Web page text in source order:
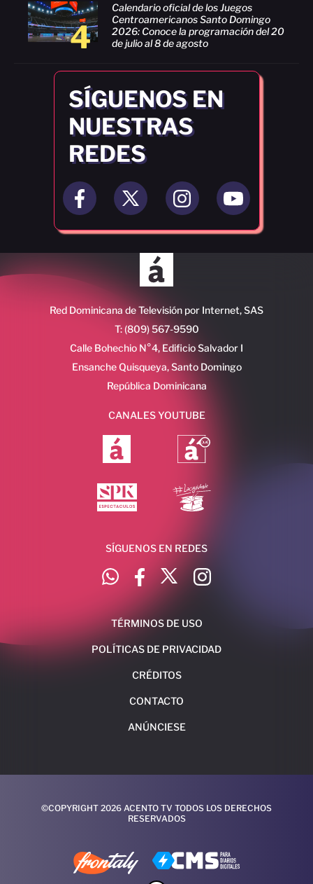
4
Calendario oficial de los Juegos
Centroamericanos Santo Domingo
2026: Conoce la programación del 20
de julio al 8 de agosto
SÍGUENOS EN
NUESTRAS
REDES
Red Dominicana de Televisión por Internet, SAS
T: (809) 567-9590
Calle Bohechio N°4, Edificio Salvador I
Ensanche Quisqueya, Santo Domingo
República Dominicana
CANALES YOUTUBE
SÍGUENOS EN REDES
TÉRMINOS DE USO
POLÍTICAS DE PRIVACIDAD
CRÉDITOS
CONTACTO
ANÚNCIESE
©COPYRIGHT 2026 ACENTO TV TODOS LOS DERECHOS
RESERVADOS